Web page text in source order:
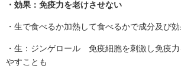
・効果：免疫力を老けさせない
・生で食べるか加熱して食べるかで成分及び効
・生：ジンゲロール 免疫細胞を刺激し免疫
やすことも